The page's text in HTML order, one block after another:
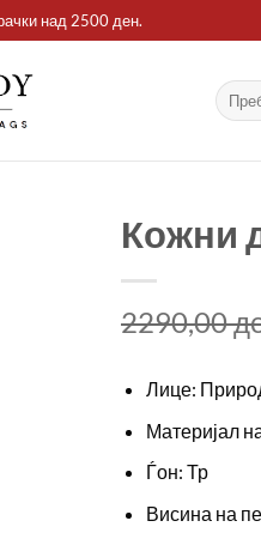
над 2500 ден.
Барај
за:
Кожни
2290,00
Лице:
Материјал
Ѓон: Тр
Висина на